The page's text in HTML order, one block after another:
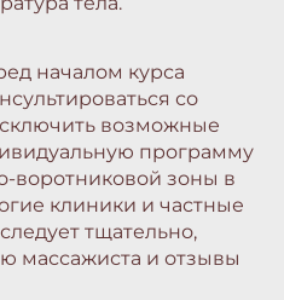
началом курса
со
возможные
программу
воротниковой зоны в
клиники и частные
тщательно,
массажиста и отзывы